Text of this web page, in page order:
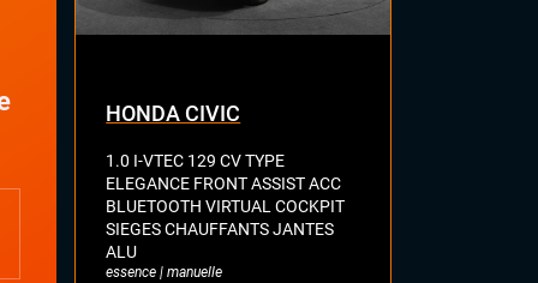
HONDA CIVIC
1.0 I-VTEC 129 CV TYPE
ELEGANCE FRONT ASSIST ACC
BLUETOOTH VIRTUAL COCKPIT
SIEGES CHAUFFANTS JANTES
ALU
essence | manuelle